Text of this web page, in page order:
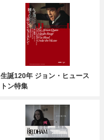
生誕120年 ジョン・ヒュース
トン特集